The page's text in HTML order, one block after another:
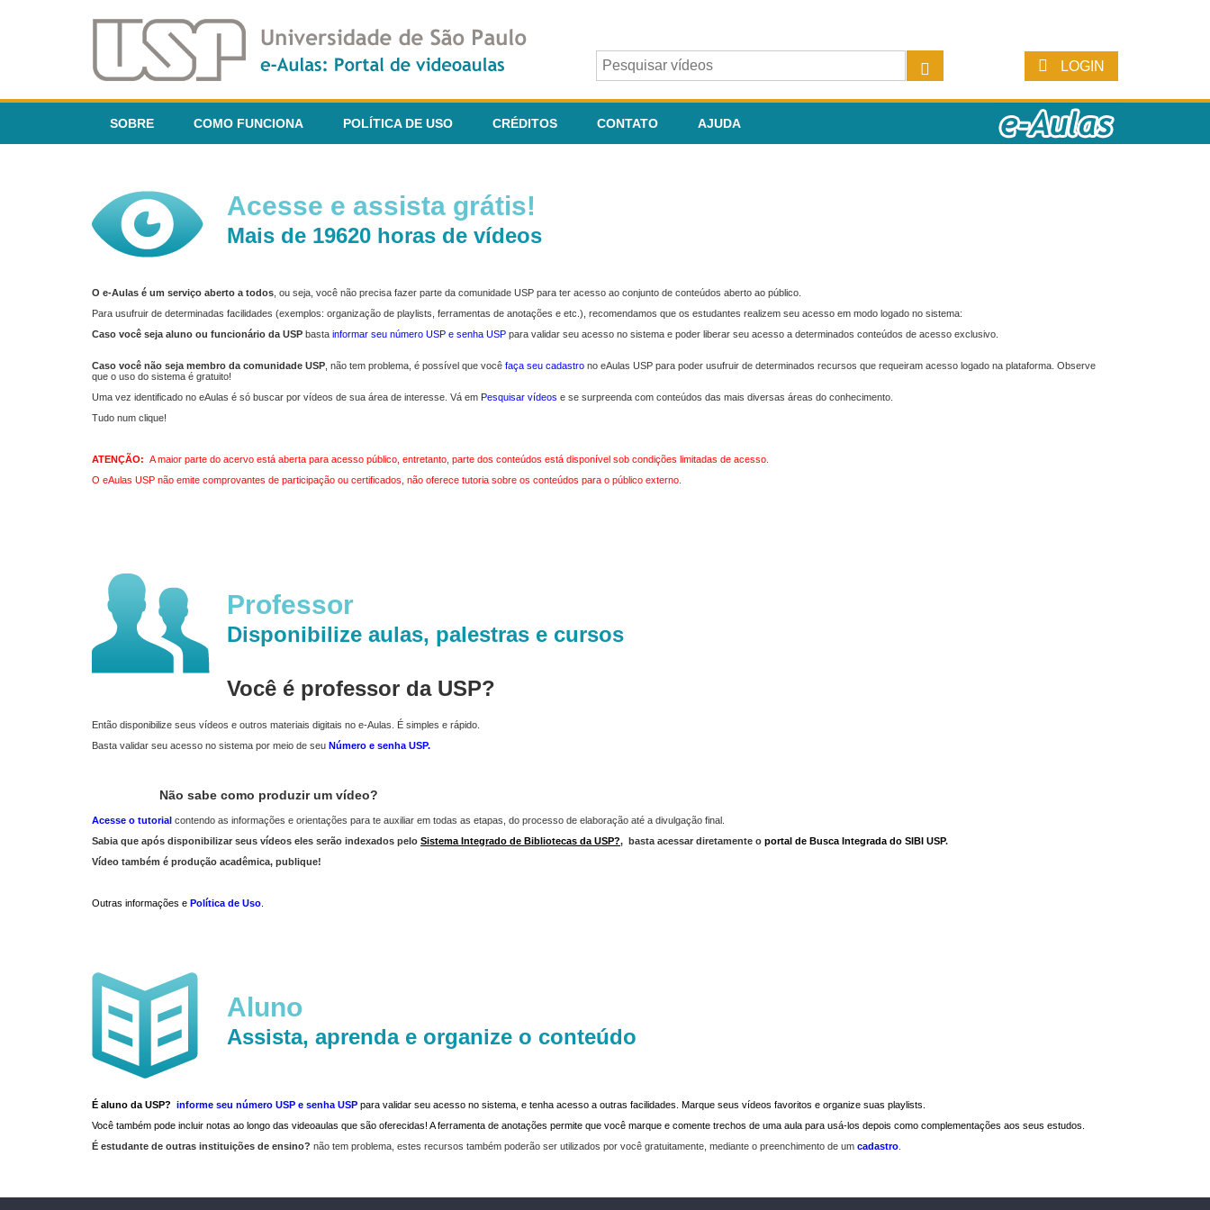
LOGIN
SOBRE COMO FUNCIONA POLÍTICA DE USO CRÉDITOS CONTATO AJUDA
Acesse e assista grátis!
Mais de 19620 horas de vídeos
O e-Aulas é um serviço aberto a todos , ou seja, você não precisa fazer parte da comunidade USP para ter acesso ao conjunto de conteúdos aberto ao público.
Para usufruir de determinadas facilidades (exemplos: organização de playlists, ferramentas de anotações e etc.), recomendamos que os estudantes realizem seu acesso em modo logado no sistema:
Caso você seja aluno ou funcionário da USP basta informar seu número USP e senha USP para validar seu acesso no sistema e poder liberar seu acesso a determinados conteúdos de acesso exclusivo.
Caso você não seja membro da comunidade USP , não tem problema, é possível que você faça seu cadastro no eAulas USP para poder usufruir de determinados recursos que requeiram acesso logado na plataforma. Observe
que o uso do sistema é gratuito!
Uma vez identificado no eAulas é só buscar por vídeos de sua área de interesse. Vá em Pesquisar vídeos e se surpreenda com conteúdos das mais diversas áreas do conhecimento.
Tudo num clique!
ATENÇÃO: A maior parte do acervo está aberta para acesso público, entretanto, parte dos conteúdos está disponível sob condições limitadas de acesso.
O eAulas USP não emite comprovantes de participação ou certificados, não oferece tutoria sobre os conteúdos para o público externo.
Professor
Disponibilize aulas, palestras e cursos
Você é professor da USP?
Então disponibilize seus vídeos e outros materiais digitais no e-Aulas. É simples e rápido.
Basta validar seu acesso no sistema por meio de seu Número e senha USP.
Não sabe como produzir um vídeo?
Acesse o tutorial contendo as informações e orientações para te auxiliar em todas as etapas, do processo de elaboração até a divulgação final.
Sabia que após disponibilizar seus vídeos eles serão indexados pelo Sistema Integrado de Bibliotecas da USP?, basta acessar diretamente o portal de Busca Integrada do SIBI USP.
Vídeo também é produção acadêmica, publique!
Outras informações e Política de Uso
Aluno
Assista, aprenda e organize o conteúdo
É aluno da USP? informe seu número USP e senha USP para validar seu acesso no sistema, e tenha acesso a outras facilidades. Marque seus vídeos favoritos e organize suas playlists.
Você também pode incluir notas ao longo das videoaulas que são oferecidas! A ferramenta de anotações permite que você marque e comente trechos de uma aula para usá-los depois como complementações aos seus estudos.
É estudante de outras instituições de ensino? não tem problema, estes recursos também poderão ser utilizados por você gratuitamente, mediante o preenchimento de um cadastro